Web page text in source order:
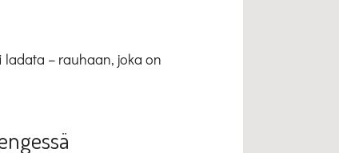
ladata – rauhaan, joka on